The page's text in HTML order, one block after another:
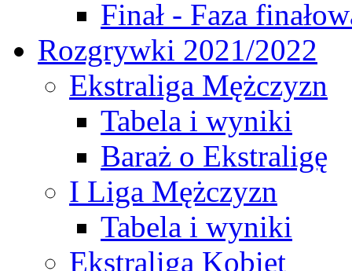
Finał - Faza
Rozgrywki 2021/2022
Ekstraliga Mężczyzn
Tabela i wyniki
Baraż o Ekstraligę
I Liga Mężczyzn
Tabela i wyniki
Ekstraliga Kobiet